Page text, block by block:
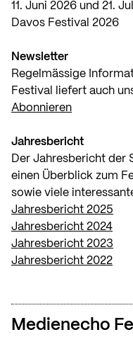
11. Juni 2026 und 21.
Davos Festival 2026
Newsletter
Regelmässige
Festival liefert auch
Abonnieren
Jahresbericht
Der Jahresbericht der
einen Überblick zum
sowie viele
Jahresbericht 2025
Jahresbericht 2024
Jahresbericht 2023
Jahresbericht 2022
Medienecho